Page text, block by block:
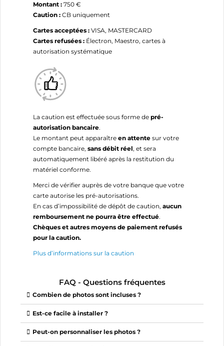
Montant : 750 €
Caution : CB uniquement
Cartes acceptées : VISA, MASTERCARD
Cartes refusées : Électron, Maestro, cartes à
autorisation systématique
La caution est effectuée sous forme de pré-
autorisation bancaire.
Le montant peut apparaître en attente sur votre
compte bancaire, sans débit réel, et sera
automatiquement libéré après la restitution du
matériel conforme.
Merci de vérifier auprès de votre banque que votre
carte autorise les pré-autorisations.
En cas d’impossibilité de dépôt de caution, aucun
remboursement ne pourra être effectué.
Chèques et autres moyens de paiement refusés
pour la caution.
Plus d’informations sur la caution
FAQ - Questions fréquentes
Combien de photos sont incluses ?
Est-ce facile à installer ?
Peut-on personnaliser les photos ?